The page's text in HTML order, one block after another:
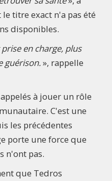
titre exact n'a pas été
disponibles.
en charge, plus
guérison.», rappelle
à jouer un rôle
C'est une
les précédentes
porte une force que
n'ont pas.
que Tedros